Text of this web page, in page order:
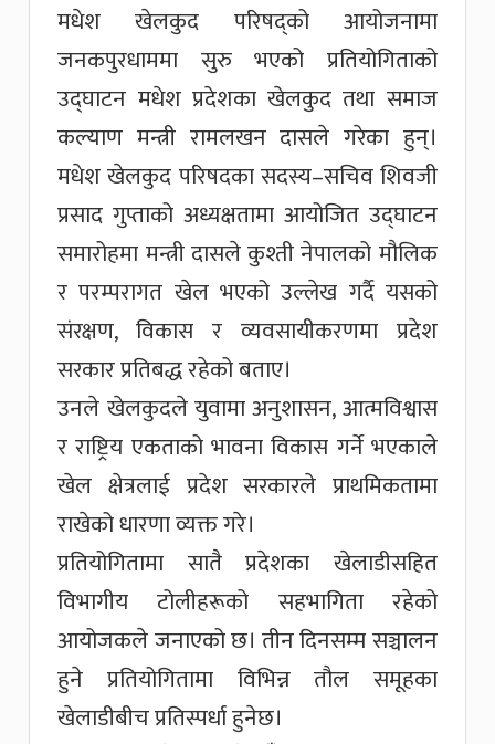
मधेश खेलकुद परिषद्को आयोजनामा
जनकपुरधाममा सुरु भएको प्रतियोगिताको
उद्घाटन मधेश प्रदेशका खेलकुद तथा समाज
कल्याण मन्त्री रामलखन दासले गरेका हुन्।
मधेश खेलकुद परिषदका सदस्य–सचिव शिवजी
प्रसाद गुप्ताको अध्यक्षतामा आयोजित उद्घाटन
समारोहमा मन्त्री दासले कुश्ती नेपालको मौलिक
र परम्परागत खेल भएको उल्लेख गर्दै यसको
संरक्षण, विकास र व्यवसायीकरणमा प्रदेश
सरकार प्रतिबद्ध रहेको बताए।
उनले खेलकुदले युवामा अनुशासन, आत्मविश्वास
र राष्ट्रिय एकताको भावना विकास गर्ने भएकाले
खेल क्षेत्रलाई प्रदेश सरकारले प्राथमिकतामा
राखेको धारणा व्यक्त गरे।
प्रतियोगितामा सातै प्रदेशका खेलाडीसहित
विभागीय टोलीहरूको सहभागिता रहेको
आयोजकले जनाएको छ। तीन दिनसम्म सञ्चालन
हुने प्रतियोगितामा विभिन्न तौल समूहका
खेलाडीबीच प्रतिस्पर्धा हुनेछ।